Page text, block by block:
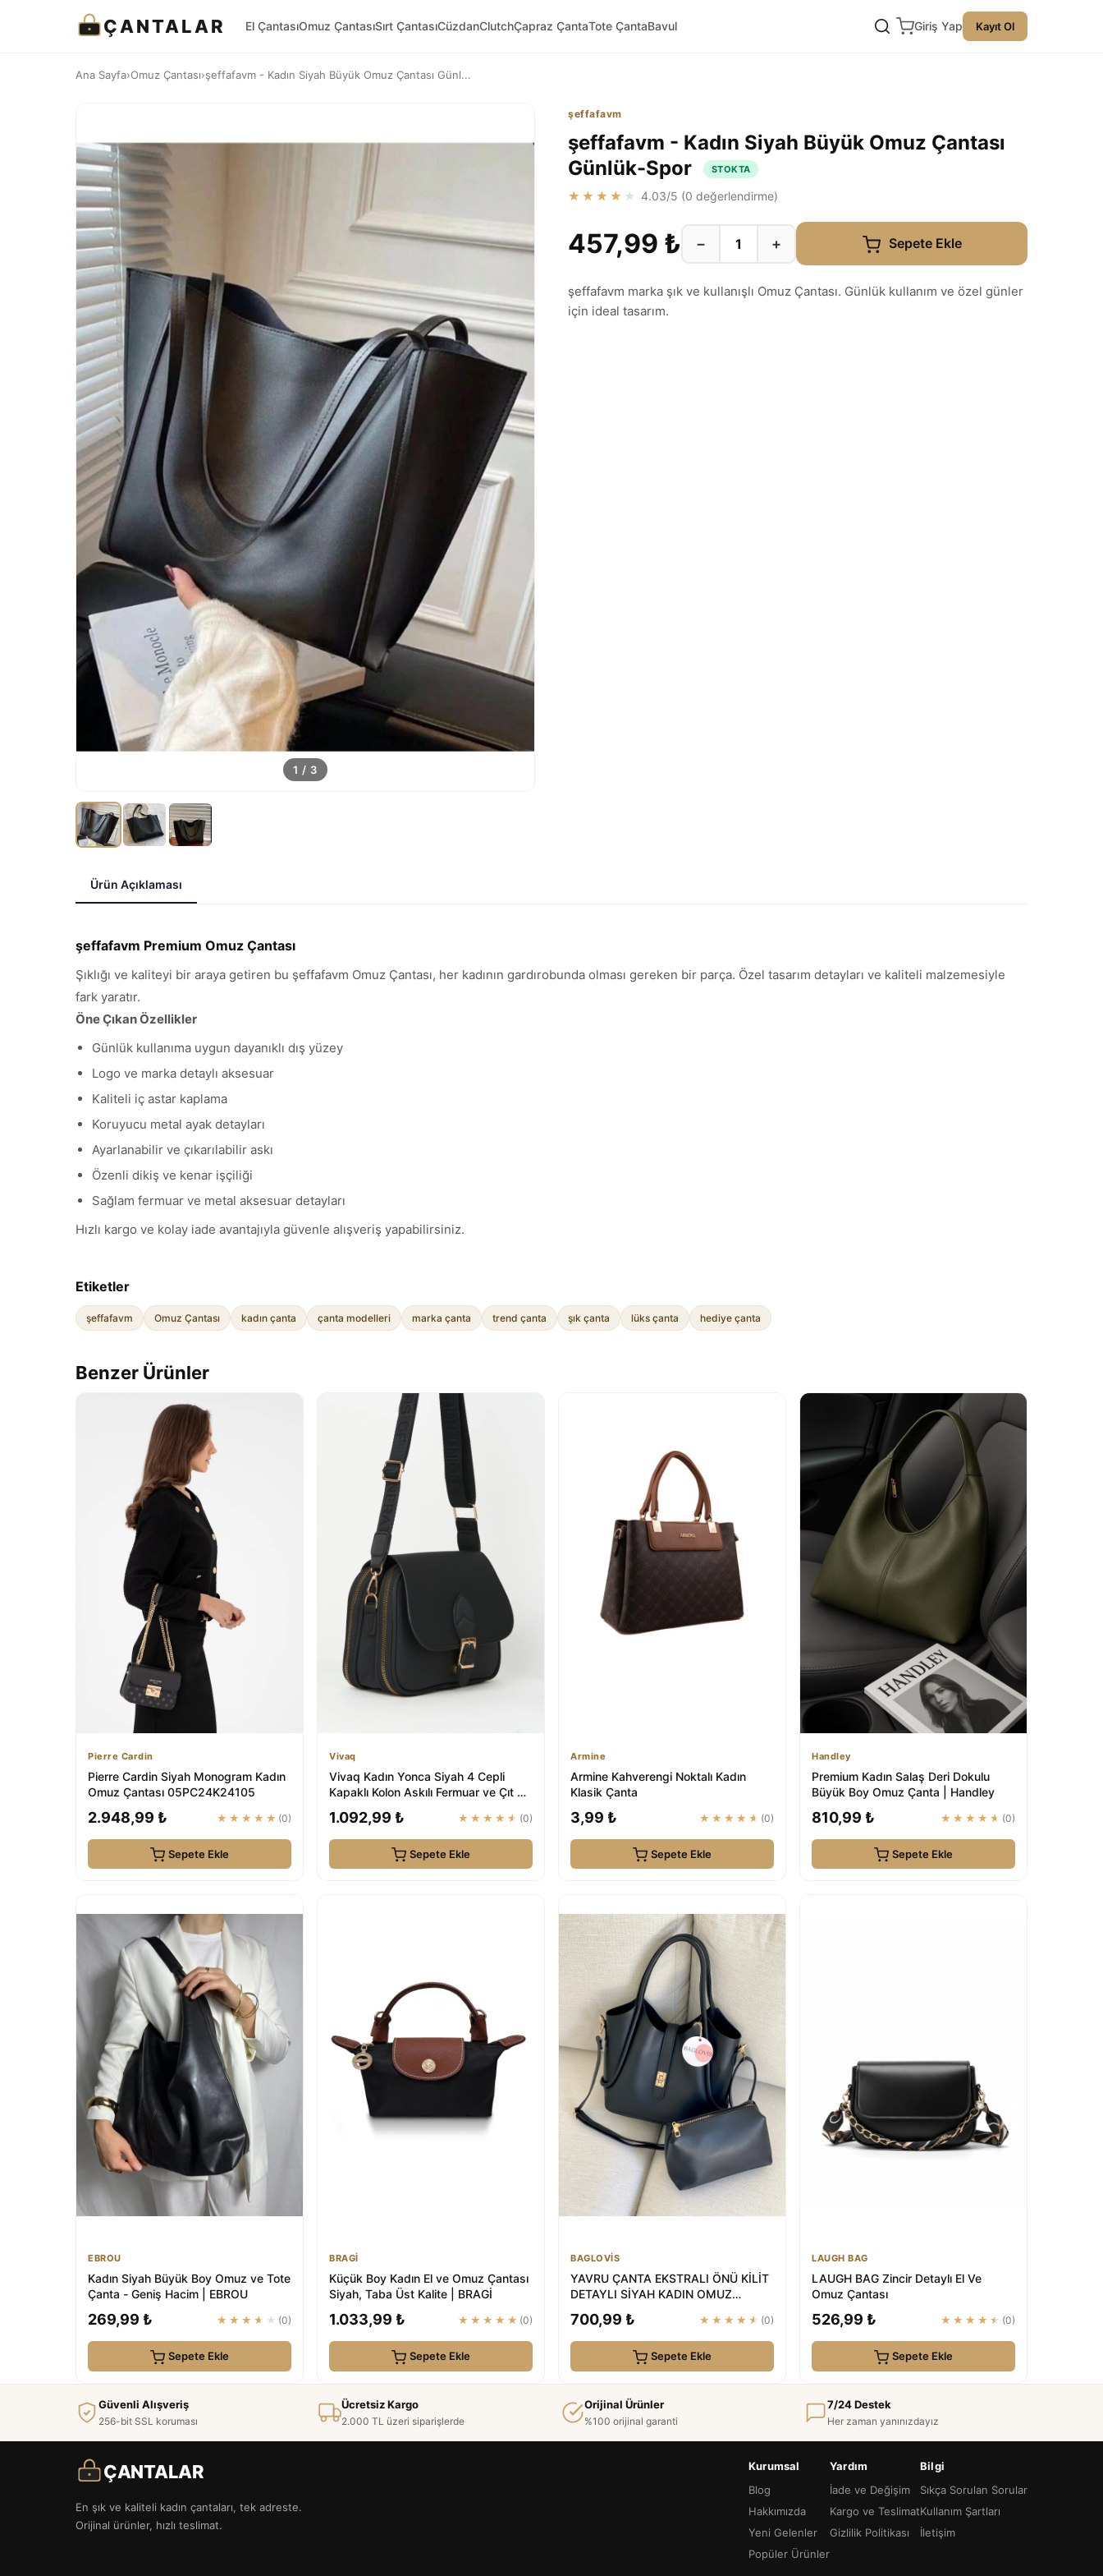
ÇANTALAR El ÇantasıOmuz ÇantasıSırt ÇantasıCüzdanClutchÇapraz ÇantaTote ÇantaBavul Giriş Yap Kayıt Ol
Ana Sayfa›Omuz Çantası›şeffafavm - Kadın Siyah Büyük Omuz Çantası Günl...
1 / 3
şeffafavm
şeffafavm - Kadın Siyah Büyük Omuz Çantası
Günlük-Spor
STOKTA
★★★★★ 4.03/5 (0 değerlendirme)
457,99 ₺ − + Sepete Ekle
şeffafavm marka şık ve kullanışlı Omuz Çantası. Günlük kullanım ve özel günler
için ideal tasarım.
Ürün Açıklaması
şeffafavm Premium Omuz Çantası
Şıklığı ve kaliteyi bir araya getiren bu şeffafavm Omuz Çantası, her kadının gardırobunda olması gereken bir parça. Özel tasarım detayları ve kaliteli malzemesiyle
fark yaratır.
Öne Çıkan Özellikler
Günlük kullanıma uygun dayanıklı dış yüzey
Logo ve marka detaylı aksesuar
Kaliteli iç astar kaplama
Koruyucu metal ayak detayları
Ayarlanabilir ve çıkarılabilir askı
Özenli dikiş ve kenar işçiliği
Sağlam fermuar ve metal aksesuar detayları
Hızlı kargo ve kolay iade avantajıyla güvenle alışveriş yapabilirsiniz.
Etiketler
şeffafavm Omuz Çantası kadın çanta çanta modelleri marka çanta trend çanta şık çanta lüks çanta hediye çanta
Benzer Ürünler
Pierre Cardin
Pierre Cardin Siyah Monogram Kadın
Omuz Çantası 05PC24K24105
2.948,99 ₺ ★★★★★ (0)
Sepete Ekle
Vivaq
Vivaq Kadın Yonca Siyah 4 Cepli
Kapaklı Kolon Askılı Fermuar ve Çıt Çıt
1.092,99 ₺ ★★★★★ (0)
Sepete Ekle
Armine
Armine Kahverengi Noktalı Kadın
Klasik Çanta
3,99 ₺ ★★★★★ (0)
Sepete Ekle
Handley
Premium Kadın Salaş Deri Dokulu
Büyük Boy Omuz Çanta | Handley
810,99 ₺ ★★★★★ (0)
Sepete Ekle
EBROU
Kadın Siyah Büyük Boy Omuz ve Tote
Çanta - Geniş Hacim | EBROU
269,99 ₺ ★★★★★ (0)
Sepete Ekle
BRAGİ
Küçük Boy Kadın El ve Omuz Çantası
Siyah, Taba Üst Kalite | BRAGİ
1.033,99 ₺ ★★★★★ (0)
Sepete Ekle
BAGLOVİS
YAVRU ÇANTA EKSTRALI ÖNÜ KİLİT
DETAYLI SİYAH KADIN OMUZ
ÇANTASI | BAGLOVİS
700,99 ₺ ★★★★★ (0)
Sepete Ekle
LAUGH BAG
LAUGH BAG Zincir Detaylı El Ve
Omuz Çantası
526,99 ₺ ★★★★★ (0)
Sepete Ekle
Güvenli Alışveriş
256-bit SSL koruması
Ücretsiz Kargo
2.000 TL üzeri siparişlerde
Orijinal Ürünler
%100 orijinal garanti
7/24 Destek
Her zaman yanınızdayız
ÇANTALAR
En şık ve kaliteli kadın çantaları, tek adreste.
Orijinal ürünler, hızlı teslimat.
Kurumsal
Blog
Hakkımızda
Yeni Gelenler
Popüler Ürünler
Yardım
İade ve Değişim
Kargo ve Teslimat
Gizlilik Politikası
Bilgi
Sıkça Sorulan Sorular
Kullanım Şartları
İletişim